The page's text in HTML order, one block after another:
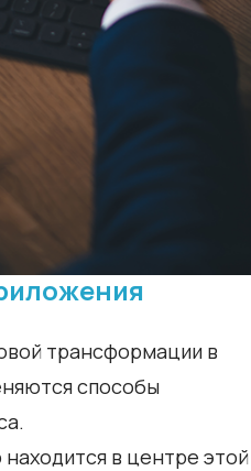
трансформации в
способы
в центре этой